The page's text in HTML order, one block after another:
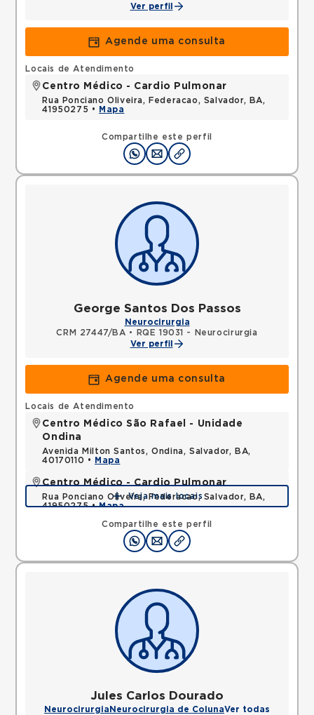
Ver perfil
Agende uma consulta
Compartilhe este perfil
Locais de Atendimento
Centro Médico - Cardio Pulmonar
Rua Ponciano Oliveira, Federacao, Salvador, BA,
41950275 •
Mapa
George Santos Dos Passos
Neurocirurgia
CRM 27447/BA •
RQE 19031 - Neurocirurgia
Ver perfil
Agende uma consulta
Compartilhe este perfil
Locais de Atendimento
Centro Médico São Rafael - Unidade
Ondina
Avenida Milton Santos, Ondina, Salvador, BA,
40170110 •
Mapa
Centro Médico - Cardio Pulmonar
Rua Ponciano Oliveira, Federacao, Salvador, BA,
41950275 •Mapa
Veja mais locais
Jules Carlos Dourado
Neurocirurgia Neurocirurgia de ColunaVer todas